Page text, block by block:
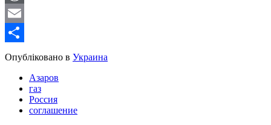
WordPress
Email
Share
Опубліковано в Украина
Азаров
газ
Россия
соглашение